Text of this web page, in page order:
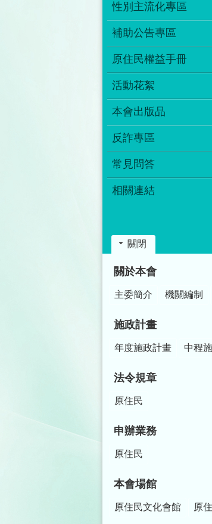
性別主流化專區
補助公告專區
原住民權益手冊
活動花絮
本會出版品
反詐專區
常見問答
相關連結
關閉
關於本會
主委簡介 機關編制
施政計畫
年度施政計畫 中程
法令規章
原住民
申辦業務
原住民
本會場館
原住民文化會館 原